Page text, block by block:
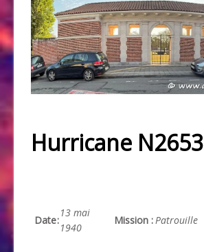
Hurricane N2653
Date:
13 mai
1940
Mission :Patrouille